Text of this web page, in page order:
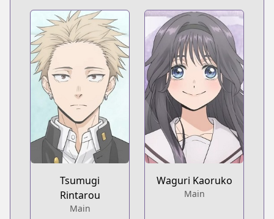
Tsumugi
Rintarou
Main
Waguri Kaoruko
Main